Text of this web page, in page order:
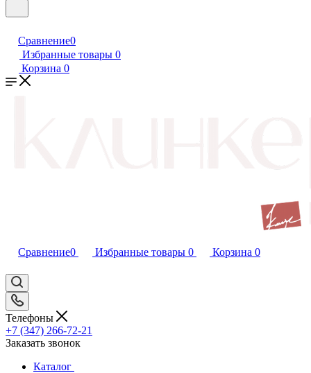
Сравнение0
Избранные товары 0
Корзина 0
Сравнение0 Избранные товары 0 Корзина 0
Телефоны
+7 (347) 266-72-21
Заказать звонок
Каталог